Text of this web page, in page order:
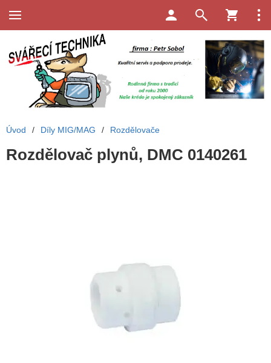
Úvod / Díly MIG/MAG / Rozdělovače
Rozdělovač plynů, DMC 0140261